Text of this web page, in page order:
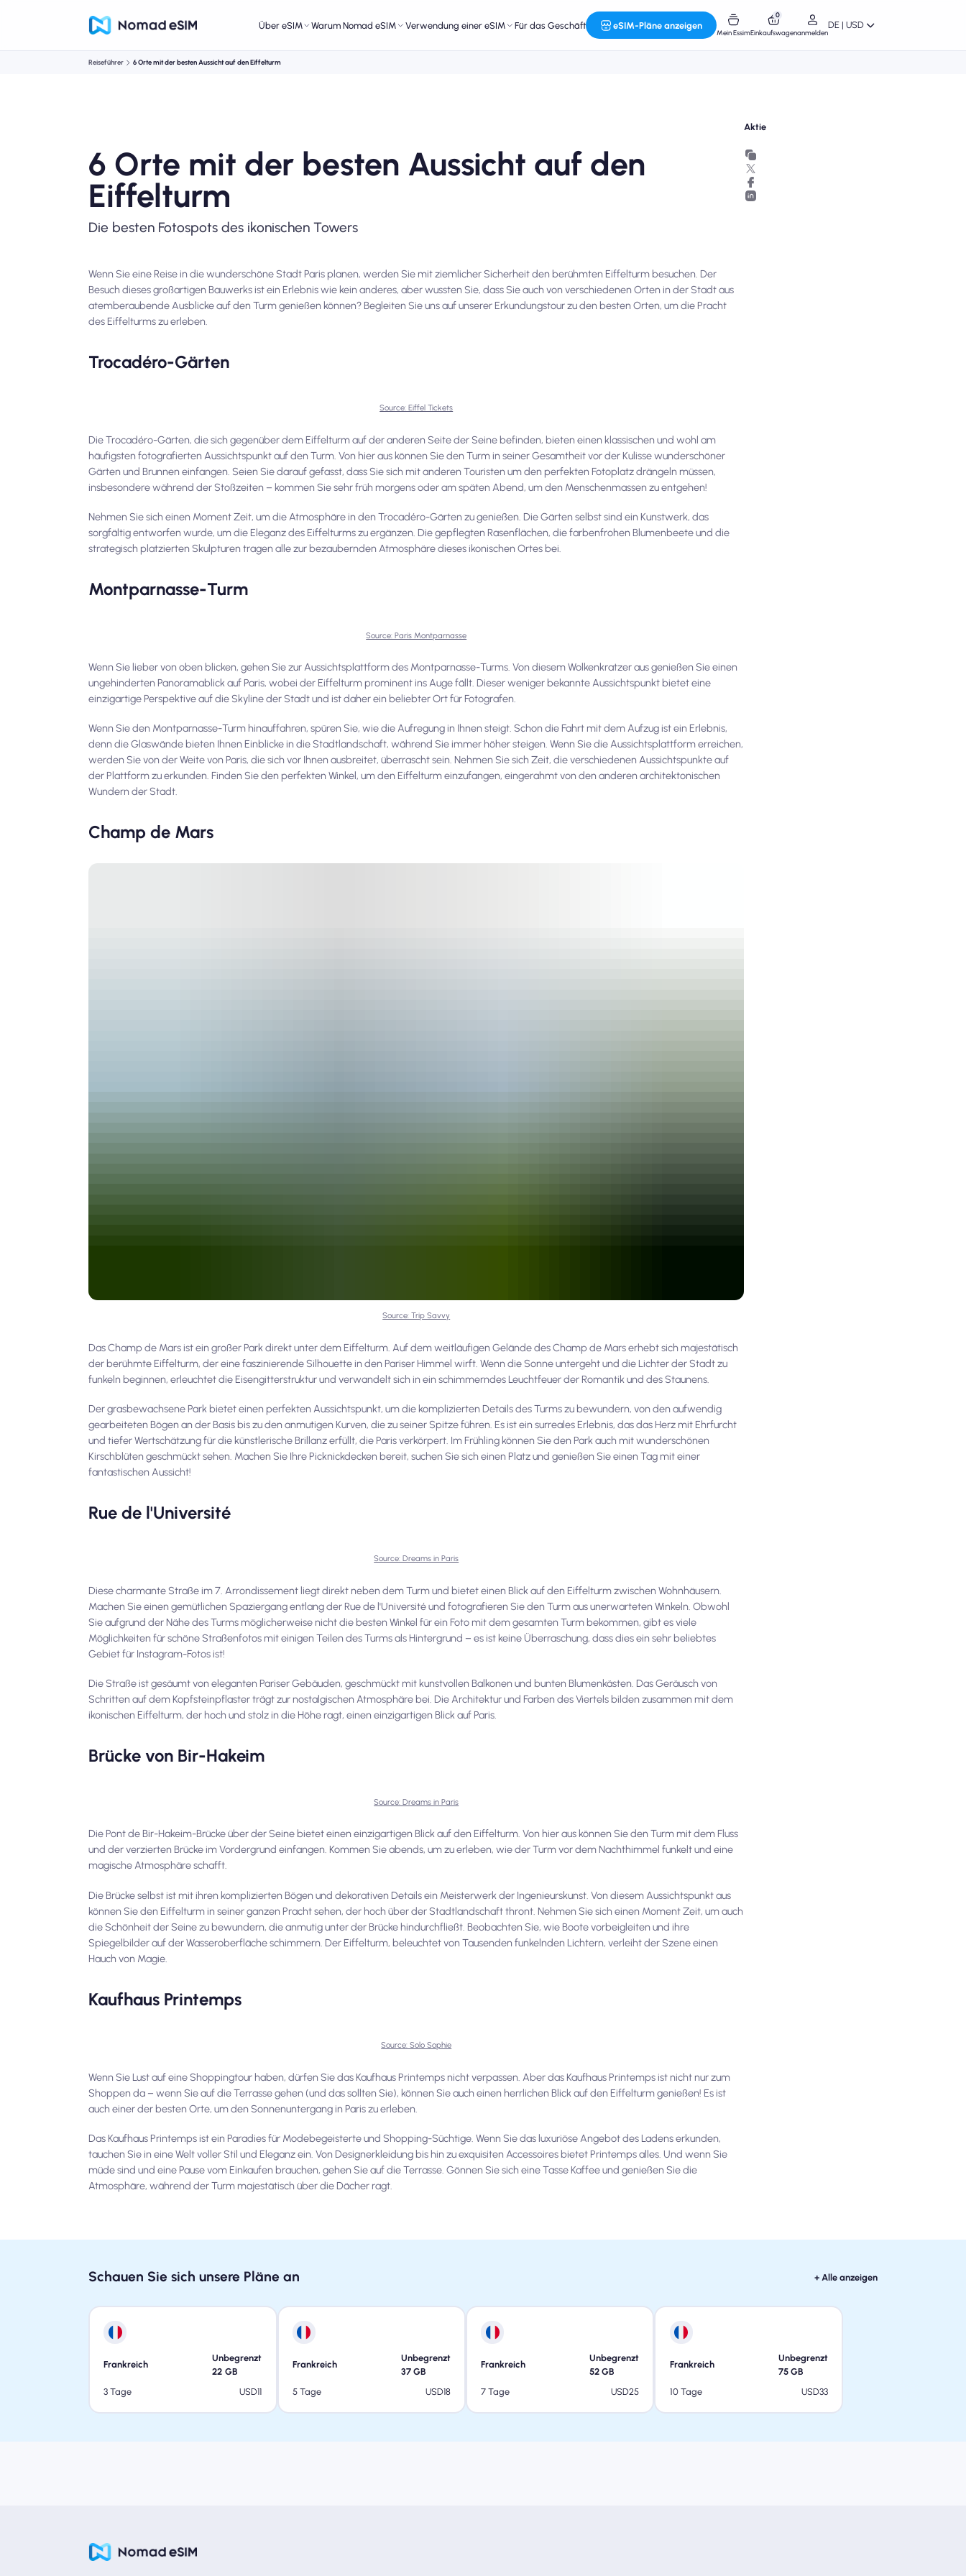
Über eSIM Warum Nomad eSIM Verwendung einer eSIM Für das Geschäft eSIM-Pläne anzeigen
Mein Essim
0
Einkaufswagenanmelden
DE | USD
Reiseführer 6 Orte mit der besten Aussicht auf den Eiffelturm
6 Orte mit der besten Aussicht auf den
Eiffelturm
Die besten Fotospots des ikonischen Towers
Wenn Sie eine Reise in die wunderschöne Stadt Paris planen, werden Sie mit ziemlicher Sicherheit den berühmten Eiffelturm besuchen. Der
Besuch dieses großartigen Bauwerks ist ein Erlebnis wie kein anderes, aber wussten Sie, dass Sie auch von verschiedenen Orten in der Stadt aus
atemberaubende Ausblicke auf den Turm genießen können? Begleiten Sie uns auf unserer Erkundungstour zu den besten Orten, um die Pracht
des Eiffelturms zu erleben.
Trocadéro-Gärten
Source: Eiffel Tickets
Die Trocadéro-Gärten, die sich gegenüber dem Eiffelturm auf der anderen Seite der Seine befinden, bieten einen klassischen und wohl am
häufigsten fotografierten Aussichtspunkt auf den Turm. Von hier aus können Sie den Turm in seiner Gesamtheit vor der Kulisse wunderschöner
Gärten und Brunnen einfangen. Seien Sie darauf gefasst, dass Sie sich mit anderen Touristen um den perfekten Fotoplatz drängeln müssen,
insbesondere während der Stoßzeiten – kommen Sie sehr früh morgens oder am späten Abend, um den Menschenmassen zu entgehen!
Nehmen Sie sich einen Moment Zeit, um die Atmosphäre in den Trocadéro-Gärten zu genießen. Die Gärten selbst sind ein Kunstwerk, das
sorgfältig entworfen wurde, um die Eleganz des Eiffelturms zu ergänzen. Die gepflegten Rasenflächen, die farbenfrohen Blumenbeete und die
strategisch platzierten Skulpturen tragen alle zur bezaubernden Atmosphäre dieses ikonischen Ortes bei.
Montparnasse-Turm
Source: Paris Montparnasse
Wenn Sie lieber von oben blicken, gehen Sie zur Aussichtsplattform des Montparnasse-Turms. Von diesem Wolkenkratzer aus genießen Sie einen
ungehinderten Panoramablick auf Paris, wobei der Eiffelturm prominent ins Auge fällt. Dieser weniger bekannte Aussichtspunkt bietet eine
einzigartige Perspektive auf die Skyline der Stadt und ist daher ein beliebter Ort für Fotografen.
Wenn Sie den Montparnasse-Turm hinauffahren, spüren Sie, wie die Aufregung in Ihnen steigt. Schon die Fahrt mit dem Aufzug ist ein Erlebnis,
denn die Glaswände bieten Ihnen Einblicke in die Stadtlandschaft, während Sie immer höher steigen. Wenn Sie die Aussichtsplattform erreichen,
werden Sie von der Weite von Paris, die sich vor Ihnen ausbreitet, überrascht sein. Nehmen Sie sich Zeit, die verschiedenen Aussichtspunkte auf
der Plattform zu erkunden. Finden Sie den perfekten Winkel, um den Eiffelturm einzufangen, eingerahmt von den anderen architektonischen
Wundern der Stadt.
Champ de Mars
Source: Trip Savvy
Das Champ de Mars ist ein großer Park direkt unter dem Eiffelturm. Auf dem weitläufigen Gelände des Champ de Mars erhebt sich majestätisch
der berühmte Eiffelturm, der eine faszinierende Silhouette in den Pariser Himmel wirft. Wenn die Sonne untergeht und die Lichter der Stadt zu
funkeln beginnen, erleuchtet die Eisengitterstruktur und verwandelt sich in ein schimmerndes Leuchtfeuer der Romantik und des Staunens.
Der grasbewachsene Park bietet einen perfekten Aussichtspunkt, um die komplizierten Details des Turms zu bewundern, von den aufwendig
gearbeiteten Bögen an der Basis bis zu den anmutigen Kurven, die zu seiner Spitze führen. Es ist ein surreales Erlebnis, das das Herz mit Ehrfurcht
und tiefer Wertschätzung für die künstlerische Brillanz erfüllt, die Paris verkörpert. Im Frühling können Sie den Park auch mit wunderschönen
Kirschblüten geschmückt sehen. Machen Sie Ihre Picknickdecken bereit, suchen Sie sich einen Platz und genießen Sie einen Tag mit einer
fantastischen Aussicht!
Rue de l'Université
Source: Dreams in Paris
Diese charmante Straße im 7. Arrondissement liegt direkt neben dem Turm und bietet einen Blick auf den Eiffelturm zwischen Wohnhäusern.
Machen Sie einen gemütlichen Spaziergang entlang der Rue de l'Université und fotografieren Sie den Turm aus unerwarteten Winkeln. Obwohl
Sie aufgrund der Nähe des Turms möglicherweise nicht die besten Winkel für ein Foto mit dem gesamten Turm bekommen, gibt es viele
Möglichkeiten für schöne Straßenfotos mit einigen Teilen des Turms als Hintergrund – es ist keine Überraschung, dass dies ein sehr beliebtes
Gebiet für Instagram-Fotos ist!
Die Straße ist gesäumt von eleganten Pariser Gebäuden, geschmückt mit kunstvollen Balkonen und bunten Blumenkästen. Das Geräusch von
Schritten auf dem Kopfsteinpflaster trägt zur nostalgischen Atmosphäre bei. Die Architektur und Farben des Viertels bilden zusammen mit dem
ikonischen Eiffelturm, der hoch und stolz in die Höhe ragt, einen einzigartigen Blick auf Paris.
Brücke von Bir-Hakeim
Source: Dreams in Paris
Die Pont de Bir-Hakeim-Brücke über der Seine bietet einen einzigartigen Blick auf den Eiffelturm. Von hier aus können Sie den Turm mit dem Fluss
und der verzierten Brücke im Vordergrund einfangen. Kommen Sie abends, um zu erleben, wie der Turm vor dem Nachthimmel funkelt und eine
magische Atmosphäre schafft.
Die Brücke selbst ist mit ihren komplizierten Bögen und dekorativen Details ein Meisterwerk der Ingenieurskunst. Von diesem Aussichtspunkt aus
können Sie den Eiffelturm in seiner ganzen Pracht sehen, der hoch über der Stadtlandschaft thront. Nehmen Sie sich einen Moment Zeit, um auch
die Schönheit der Seine zu bewundern, die anmutig unter der Brücke hindurchfließt. Beobachten Sie, wie Boote vorbeigleiten und ihre
Spiegelbilder auf der Wasseroberfläche schimmern. Der Eiffelturm, beleuchtet von Tausenden funkelnden Lichtern, verleiht der Szene einen
Hauch von Magie.
Kaufhaus Printemps
Source: Solo Sophie
Wenn Sie Lust auf eine Shoppingtour haben, dürfen Sie das Kaufhaus Printemps nicht verpassen. Aber das Kaufhaus Printemps ist nicht nur zum
Shoppen da – wenn Sie auf die Terrasse gehen (und das sollten Sie), können Sie auch einen herrlichen Blick auf den Eiffelturm genießen! Es ist
auch einer der besten Orte, um den Sonnenuntergang in Paris zu erleben.
Das Kaufhaus Printemps ist ein Paradies für Modebegeisterte und Shopping-Süchtige. Wenn Sie das luxuriöse Angebot des Ladens erkunden,
tauchen Sie in eine Welt voller Stil und Eleganz ein. Von Designerkleidung bis hin zu exquisiten Accessoires bietet Printemps alles. Und wenn Sie
müde sind und eine Pause vom Einkaufen brauchen, gehen Sie auf die Terrasse. Gönnen Sie sich eine Tasse Kaffee und genießen Sie die
Atmosphäre, während der Turm majestätisch über die Dächer ragt.
Aktie
Schauen Sie sich unsere Pläne an + Alle anzeigen
Frankreich
Unbegrenzt
22 GB
3 Tage
USD11
Frankreich
Unbegrenzt
37 GB
5 Tage
USD18
Frankreich
Unbegrenzt
52 GB
7 Tage
USD25
Frankreich
Unbegrenzt
75 GB
10 Tage
USD33